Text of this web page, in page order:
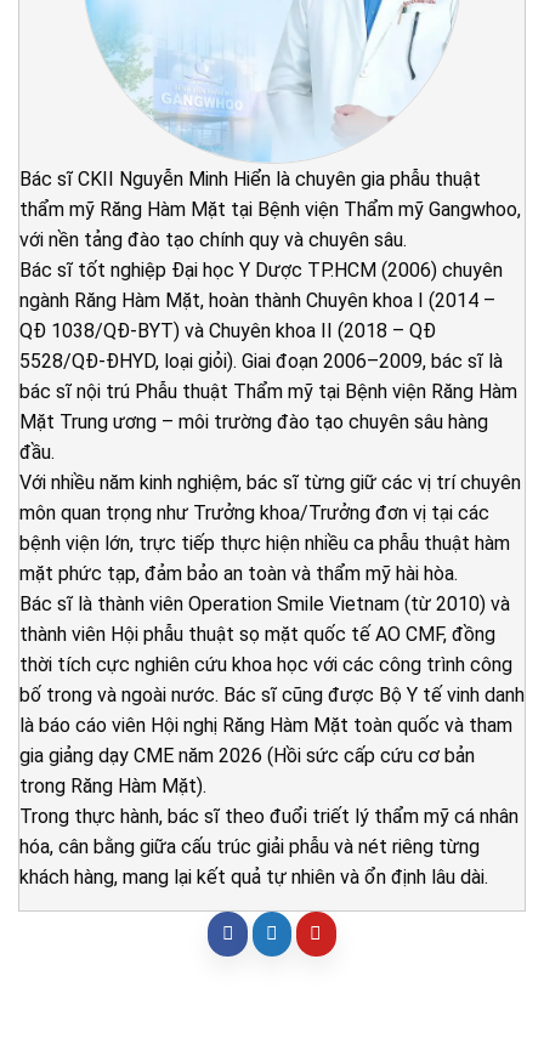
Bác sĩ CKII Nguyễn Minh Hiển là chuyên gia phẫu thuật
thẩm mỹ Răng Hàm Mặt tại Bệnh viện Thẩm mỹ Gangwhoo,
với nền tảng đào tạo chính quy và chuyên sâu.
Bác sĩ tốt nghiệp Đại học Y Dược TP.HCM (2006) chuyên
ngành Răng Hàm Mặt, hoàn thành Chuyên khoa I (2014 –
QĐ 1038/QĐ-BYT) và Chuyên khoa II (2018 – QĐ
5528/QĐ-ĐHYD, loại giỏi). Giai đoạn 2006–2009, bác sĩ là
bác sĩ nội trú Phẫu thuật Thẩm mỹ tại Bệnh viện Răng Hàm
Mặt Trung ương – môi trường đào tạo chuyên sâu hàng
đầu.
Với nhiều năm kinh nghiệm, bác sĩ từng giữ các vị trí chuyên
môn quan trọng như Trưởng khoa/Trưởng đơn vị tại các
bệnh viện lớn, trực tiếp thực hiện nhiều ca phẫu thuật hàm
mặt phức tạp, đảm bảo an toàn và thẩm mỹ hài hòa.
Bác sĩ là thành viên Operation Smile Vietnam (từ 2010) và
thành viên Hội phẫu thuật sọ mặt quốc tế AO CMF, đồng
thời tích cực nghiên cứu khoa học với các công trình công
bố trong và ngoài nước. Bác sĩ cũng được Bộ Y tế vinh danh
là báo cáo viên Hội nghị Răng Hàm Mặt toàn quốc và tham
gia giảng dạy CME năm 2026 (Hồi sức cấp cứu cơ bản
trong Răng Hàm Mặt).
Trong thực hành, bác sĩ theo đuổi triết lý thẩm mỹ cá nhân
hóa, cân bằng giữa cấu trúc giải phẫu và nét riêng từng
khách hàng, mang lại kết quả tự nhiên và ổn định lâu dài.